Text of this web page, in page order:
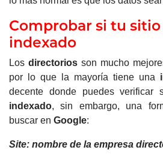
Comprobar si tu sitio
indexado
Los directoriosson mucho
por lo que la mayoría tiene una
decente donde puedes
indexado, sin embargo, una
buscar en Google:
Site: nombre de la empresa